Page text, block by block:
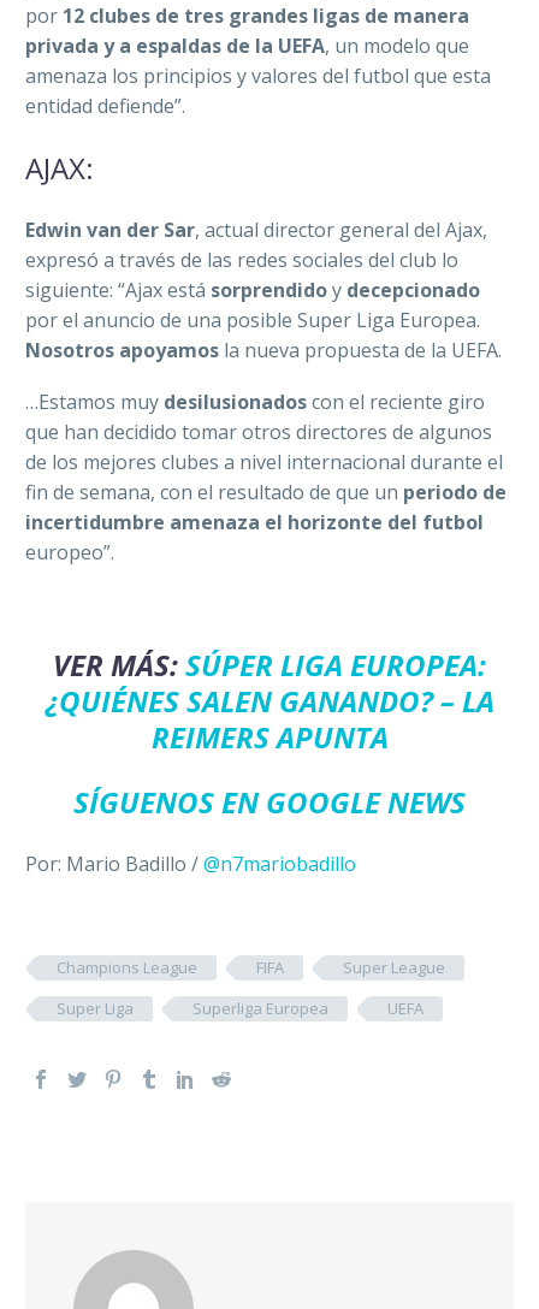
por 12 clubes de tres grandes ligas de manera
privada y a espaldas de la UEFA, un modelo que
amenaza los principios y valores del futbol que esta
entidad defiende”.
AJAX:
Edwin van der Sar, actual director general del Ajax,
expresó a través de las redes sociales del club lo
siguiente: “Ajax está sorprendidoy decepcionado
por el anuncio de una posible Super Liga Europea.
Nosotros apoyamos la nueva propuesta de la UEFA.
…Estamos muy desilusionadoscon el reciente giro
que han decidido tomar otros directores de algunos
de los mejores clubes a nivel internacional durante el
fin de semana, con el resultado de que un periodo de
incertidumbre amenaza el horizonte del futbol
europeo”.
VER MÁS:SÚPER LIGA EUROPEA:
¿QUIÉNES SALEN GANANDO? – LA
REIMERS APUNTA
SÍGUENOS EN GOOGLE NEWS
Por: Mario Badillo /@n7mariobadillo
Champions League FIFA
Super League
Super Liga
Superliga Europea UEFA